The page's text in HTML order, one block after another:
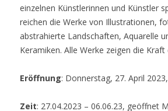
einzelnen Künstlerinnen und Künstler
reichen die Werke von Illustrationen,
abstrahierte Landschaften, Aquarelle
Keramiken. Alle Werke zeigen die
Eröffnung: Donnerstag, 27. April
Zeit: 27.04.2023 – 06.06.23, geöffnet